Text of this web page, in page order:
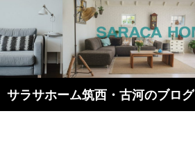
サラサホーム筑西・古河のブログ
索